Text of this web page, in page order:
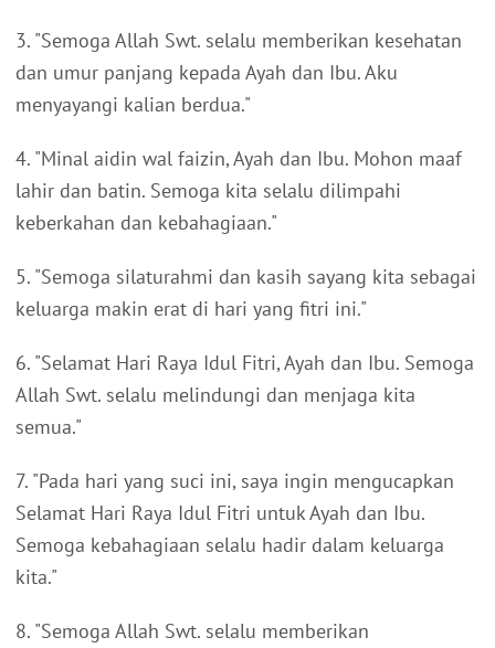
3. "Semoga Allah Swt. selalu memberikan kesehatan
dan umur panjang kepada Ayah dan Ibu. Aku
menyayangi kalian berdua."
4. "Minal aidin wal faizin, Ayah dan Ibu. Mohon maaf
lahir dan batin. Semoga kita selalu dilimpahi
keberkahan dan kebahagiaan."
5. "Semoga silaturahmi dan kasih sayang kita sebagai
keluarga makin erat di hari yang fitri ini."
6. "Selamat Hari Raya Idul Fitri, Ayah dan Ibu. Semoga
Allah Swt. selalu melindungi dan menjaga kita
semua."
7. "Pada hari yang suci ini, saya ingin mengucapkan
Selamat Hari Raya Idul Fitri untuk Ayah dan Ibu.
Semoga kebahagiaan selalu hadir dalam keluarga
kita."
8. "Semoga Allah Swt. selalu memberikan